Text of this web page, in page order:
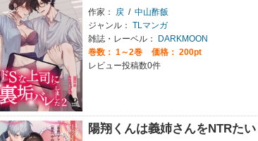
作家： 戻 / 中山酢飯
ジャンル： TLマンガ
雑誌・レーベル：
DARKMOON
巻数： 1～2巻
価格： 200pt
レビュー投稿数0件
陽翔くんは義姉さんをNTRたい